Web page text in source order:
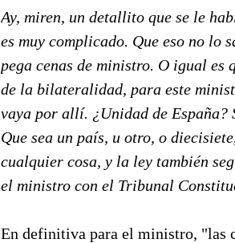
Ay, miren, un detallito que se le
es muy complicado. Que eso no
pega cenas de ministro. O igual es
de la bilateralidad, para este
vaya por allí. ¿Unidad de
Que sea un país, u otro, o
cualquier cosa, y la ley también
el ministro con el Tribunal
En definitiva para el ministro, "las